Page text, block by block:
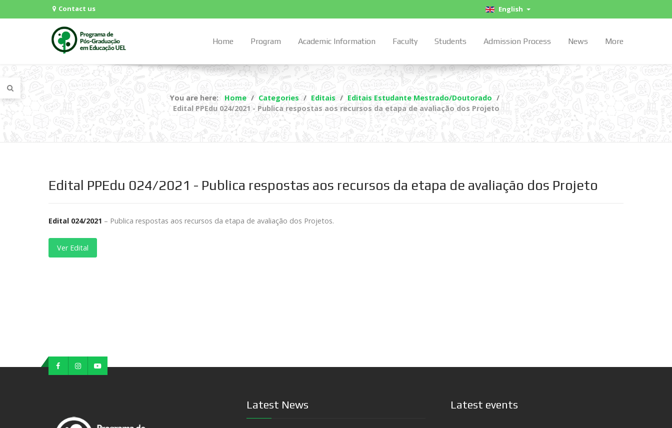
Contact us English
Home Program Academic Information Faculty Students Admission Process News More
You are here: Home Categories Editais
Editais Estudante Mestrado/Doutorado
Edital PPEdu 024/2021 - Publica respostas aos recursos da etapa de avaliação dos Projeto
Edital PPEdu 024/2021 - Publica respostas aos recursos da etapa de avaliação dos Projeto
Edital 024/2021 – Publica respostas aos recursos da etapa de avaliação dos Projetos.
Ver Edital
Latest News Latest events